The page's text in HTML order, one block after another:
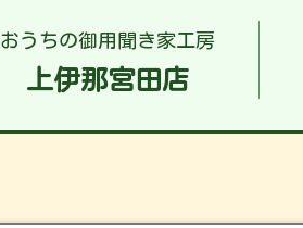
おうちの御用聞き家工房
上伊那宮田店